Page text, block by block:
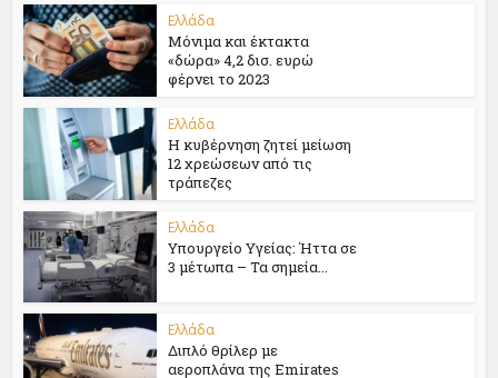
Ελλάδα
Μόνιμα και έκτακτα
«δώρα» 4,2 δισ. ευρώ
φέρνει το 2023
Ελλάδα
Η κυβέρνηση ζητεί μείωση
12 χρεώσεων από τις
τράπεζες
Ελλάδα
Υπουργείο Υγείας: Ήττα σε
3 μέτωπα – Τα σημεία...
Ελλάδα
Διπλό θρίλερ με
αεροπλάνα της Emirates